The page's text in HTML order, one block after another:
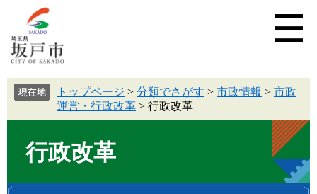
トップページ > 分類でさがす > 市政情報 > 市政
運営・行政改革 > 行政改革
行政改革